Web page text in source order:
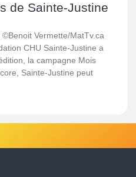
de Sainte-Justine
Vermette/MatTv.ca
CHU Sainte-Justine a
la campagne Mois
Sainte-Justine peut